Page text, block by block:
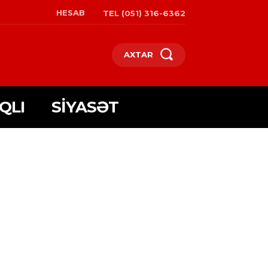
HESAB TEL (051) 316-6362
AXTAR
SIYASƏT